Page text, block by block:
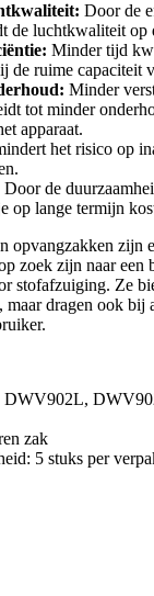
Door de
de luchtkwaliteit op
Minder tijd
de ruime capaciteit
Minder
tot minder
apparaat.
het risico op
Door de
op lange termijn
opvangzakken zijn
zoek zijn naar een
stofafzuiging. Ze
dragen ook bij
DWV902L,
zak
5 stuks per